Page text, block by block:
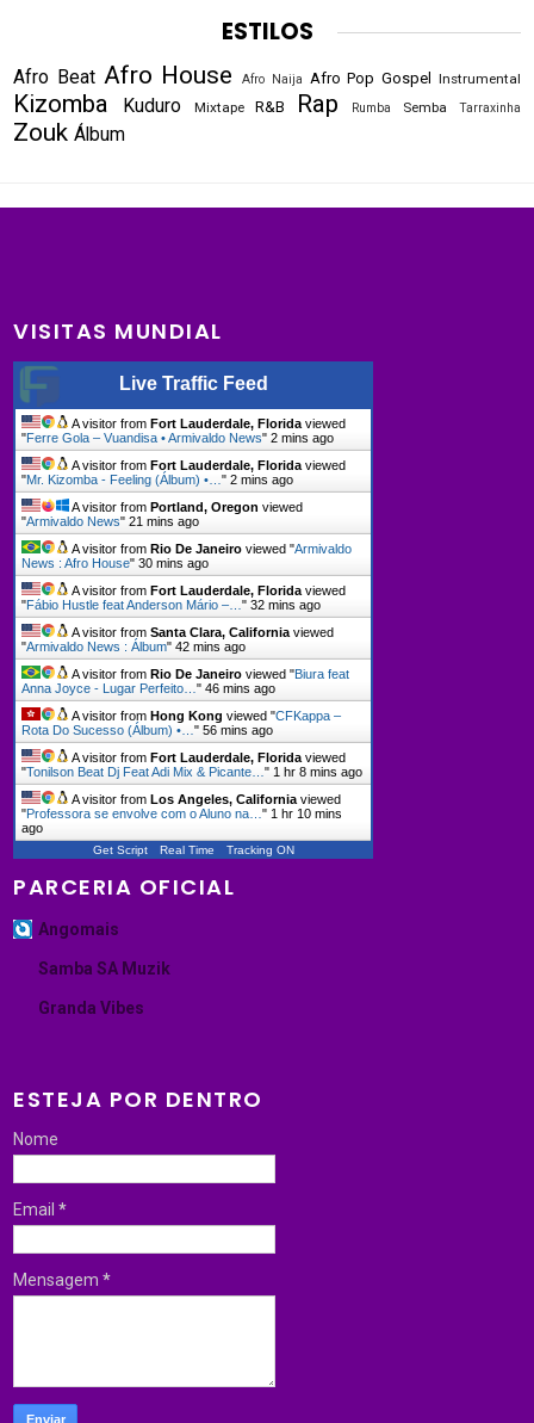
ESTILOS
Afro Beat Afro House Afro Naija Afro Pop Gospel Instrumental
Kizomba Kuduro Mixtape R&B Rap Rumba Semba Tarraxinha
Zouk Álbum
VISITAS MUNDIAL
Live Traffic Feed
A visitor from Fort Lauderdale, Florida viewed
"Ferre Gola – Vuandisa • Armivaldo News"2 mins ago
A visitor from Fort Lauderdale, Florida viewed
"Mr. Kizomba - Feeling (Álbum) •…"2 mins ago
A visitor from Portland, Oregon viewed
"Armivaldo News"21 mins ago
A visitor from Rio De Janeiro viewed "Armivaldo
News : Afro House"30 mins ago
A visitor from Fort Lauderdale, Florida viewed
"Fábio Hustle feat Anderson Mário –…"32 mins ago
A visitor fromSanta Clara, California viewed
"Armivaldo News : Álbum"42 mins ago
A visitor from Rio De Janeiro viewed "Biura feat
Anna Joyce - Lugar Perfeito…"46 mins ago
A visitor from Hong Kong viewed "CFKappa –
Rota Do Sucesso (Álbum) •…"56 mins ago
A visitor from Fort Lauderdale, Florida viewed
"Tonilson Beat Dj Feat Adi Mix & Picante…" 1 hr 8 mins ago
A visitor from Los Angeles, California viewed
"Professora se envolve com o Aluno na…" 1 hr 10 mins
ago
Get Script Real Time Tracking ON
PARCERIA OFICIAL
Angomais
Samba SA Muzik
Granda Vibes
ESTEJA POR DENTRO
Nome
Email*
Mensagem*